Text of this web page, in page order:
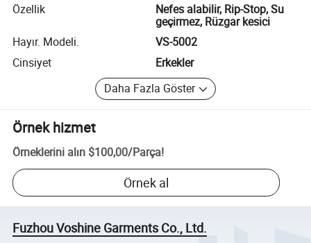
Özellik
Nefes alabilir, Rip-Stop, Su
geçirmez, Rüzgar kesici
Hayır. Modeli.
VS-5002
Cinsiyet
Erkekler
Daha Fazla Göster
Örnek hizmet
Örneklerini alın $100,00/Parça!
Örnek al
Fuzhou Voshine Garments Co., Ltd.